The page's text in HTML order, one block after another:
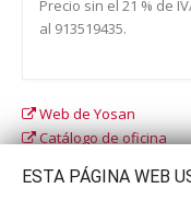
Precio sin el 21 % de
al 913519435.
Web de Yosan
Catálogo de oficina
ESTA PÁGINA WEB